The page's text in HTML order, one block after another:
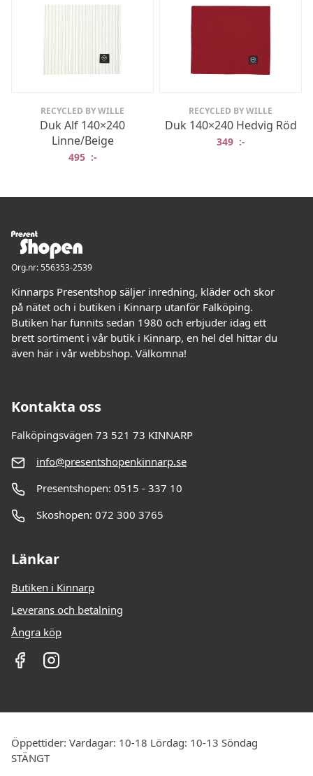
RECYCLED BY WILLE
Duk Alf 140×240
Linne/Beige
495 :-
RECYCLED BY WILLE
Duk 140×240 Hedvig Röd
349 :-
Org.nr: 556353-2539
Kinnarps Presentshop säljer inredning, kläder och skor
på nätet och i butiken i Kinnarp utanför Falköping.
Butiken har funnits sedan 1980 och erbjuder idag ett
brett sortiment i vår butik i Kinnarp, en hel del hittar du
även här i vår webbshop. Välkomna!
Kontakta oss
Falköpingsvägen 73 521 73 KINNARP
info@presentshopenkinnarp.se
Presentshopen: 0515 - 337 10
Skoshopen: 072 300 3765
Länkar
Butiken i Kinnarp
Leverans och betalning
Ångra köp
Öppettider: Vardagar: 10-18 Lördag: 10-13 Söndag
STÄNGT